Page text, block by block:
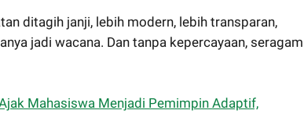
ditagih janji, lebih modern, lebih transparan,
jadi wacana. Dan tanpa kepercayaan, seragam
Mahasiswa Menjadi Pemimpin Adaptif,